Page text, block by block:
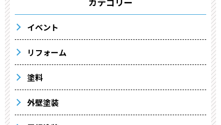
イベント
リフォーム
塗料
外壁塗装